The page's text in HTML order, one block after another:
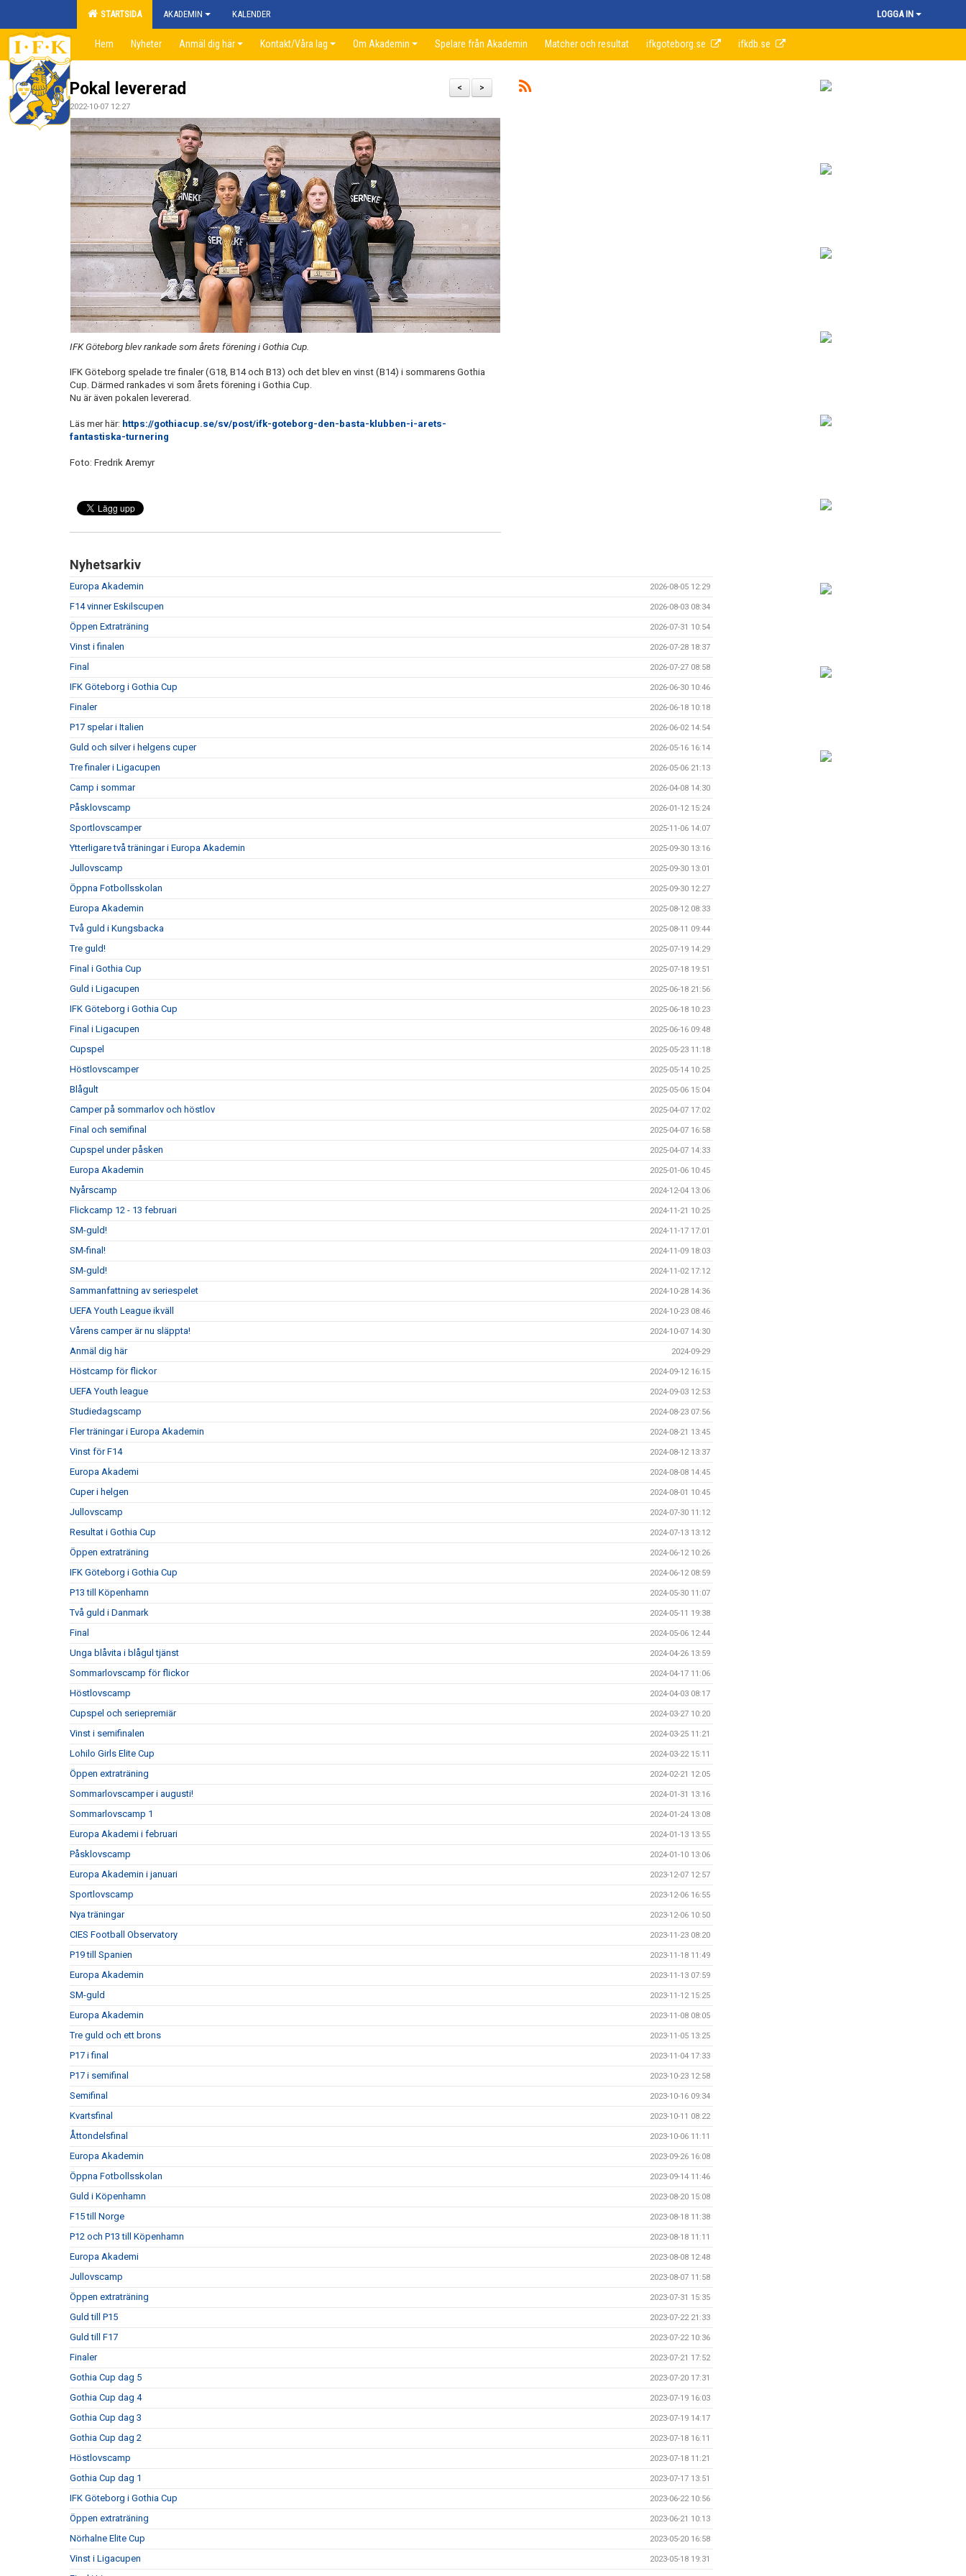
STARTSIDA AKADEMIN KALENDER LOGGA IN
Hem Nyheter Anmäl dig här Kontakt/Våra lag Om Akademin Spelare från Akademin Matcher och resultat ifkgoteborg.se ifkdb.se
>
<
Pokal levererad
2022-10-07 12:27
IFK Göteborg blev rankade som årets förening i Gothia Cup.
IFK Göteborg spelade tre finaler (G18, B14 och B13) och det blev en vinst (B14) i sommarens Gothia
Cup. Därmed rankades vi som årets förening i Gothia Cup.
Nu är även pokalen levererad.
Läs mer här: https://gothiacup.se/sv/post/ifk-goteborg-den-basta-klubben-i-arets-
fantastiska-turnering
Foto: Fredrik Aremyr
Nyhetsarkiv
Europa Akademin 2026-08-05 12:29
F14 vinner Eskilscupen 2026-08-03 08:34
Öppen Extraträning 2026-07-31 10:54
Vinst i finalen 2026-07-28 18:37
Final 2026-07-27 08:58
IFK Göteborg i Gothia Cup 2026-06-30 10:46
Finaler 2026-06-18 10:18
P17 spelar i Italien 2026-06-02 14:54
Guld och silver i helgens cuper 2026-05-16 16:14
Tre finaler i Ligacupen 2026-05-06 21:13
Camp i sommar 2026-04-08 14:30
Påsklovscamp 2026-01-12 15:24
Sportlovscamper 2025-11-06 14:07
Ytterligare två träningar i Europa Akademin 2025-09-30 13:16
Jullovscamp 2025-09-30 13:01
Öppna Fotbollsskolan 2025-09-30 12:27
Europa Akademin 2025-08-12 08:33
Två guld i Kungsbacka 2025-08-11 09:44
Tre guld! 2025-07-19 14:29
Final i Gothia Cup 2025-07-18 19:51
Guld i Ligacupen 2025-06-18 21:56
IFK Göteborg i Gothia Cup 2025-06-18 10:23
Final i Ligacupen 2025-06-16 09:48
Cupspel 2025-05-23 11:18
Höstlovscamper 2025-05-14 10:25
Blågult 2025-05-06 15:04
Camper på sommarlov och höstlov 2025-04-07 17:02
Final och semifinal 2025-04-07 16:58
Cupspel under påsken 2025-04-07 14:33
Europa Akademin 2025-01-06 10:45
Nyårscamp 2024-12-04 13:06
Flickcamp 12 - 13 februari 2024-11-21 10:25
SM-guld! 2024-11-17 17:01
SM-final! 2024-11-09 18:03
SM-guld! 2024-11-02 17:12
Sammanfattning av seriespelet 2024-10-28 14:36
UEFA Youth League ikväll 2024-10-23 08:46
Vårens camper är nu släppta! 2024-10-07 14:30
Anmäl dig här 2024-09-29
Höstcamp för flickor 2024-09-12 16:15
UEFA Youth league 2024-09-03 12:53
Studiedagscamp 2024-08-23 07:56
Fler träningar i Europa Akademin 2024-08-21 13:45
Vinst för F14 2024-08-12 13:37
Europa Akademi 2024-08-08 14:45
Cuper i helgen 2024-08-01 10:45
Jullovscamp 2024-07-30 11:12
Resultat i Gothia Cup 2024-07-13 13:12
Öppen extraträning 2024-06-12 10:26
IFK Göteborg i Gothia Cup 2024-06-12 08:59
P13 till Köpenhamn 2024-05-30 11:07
Två guld i Danmark 2024-05-11 19:38
Final 2024-05-06 12:44
Unga blåvita i blågul tjänst 2024-04-26 13:59
Sommarlovscamp för flickor 2024-04-17 11:06
Höstlovscamp 2024-04-03 08:17
Cupspel och seriepremiär 2024-03-27 10:20
Vinst i semifinalen 2024-03-25 11:21
Lohilo Girls Elite Cup 2024-03-22 15:11
Öppen extraträning 2024-02-21 12:05
Sommarlovscamper i augusti! 2024-01-31 13:16
Sommarlovscamp 1 2024-01-24 13:08
Europa Akademi i februari 2024-01-13 13:55
Påsklovscamp 2024-01-10 13:06
Europa Akademin i januari 2023-12-07 12:57
Sportlovscamp 2023-12-06 16:55
Nya träningar 2023-12-06 10:50
CIES Football Observatory 2023-11-23 08:20
P19 till Spanien 2023-11-18 11:49
Europa Akademin 2023-11-13 07:59
SM-guld 2023-11-12 15:25
Europa Akademin 2023-11-08 08:05
Tre guld och ett brons 2023-11-05 13:25
P17 i final 2023-11-04 17:33
P17 i semifinal 2023-10-23 12:58
Semifinal 2023-10-16 09:34
Kvartsfinal 2023-10-11 08:22
Åttondelsfinal 2023-10-06 11:11
Europa Akademin 2023-09-26 16:08
Öppna Fotbollsskolan 2023-09-14 11:46
Guld i Köpenhamn 2023-08-20 15:08
F15 till Norge 2023-08-18 11:38
P12 och P13 till Köpenhamn 2023-08-18 11:11
Europa Akademi 2023-08-08 12:48
Jullovscamp 2023-08-07 11:58
Öppen extraträning 2023-07-31 15:35
Guld till P15 2023-07-22 21:33
Guld till F17 2023-07-22 10:36
Finaler 2023-07-21 17:52
Gothia Cup dag 5 2023-07-20 17:31
Gothia Cup dag 4 2023-07-19 16:03
Gothia Cup dag 3 2023-07-19 14:17
Gothia Cup dag 2 2023-07-18 16:11
Höstlovscamp 2023-07-18 11:21
Gothia Cup dag 1 2023-07-17 13:51
IFK Göteborg i Gothia Cup 2023-06-22 10:56
Öppen extraträning 2023-06-21 10:13
Nörhalne Elite Cup 2023-05-20 16:58
Vinst i Ligacupen 2023-05-18 19:31